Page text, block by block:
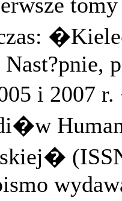
Nast?pnie,
i 2007 r.